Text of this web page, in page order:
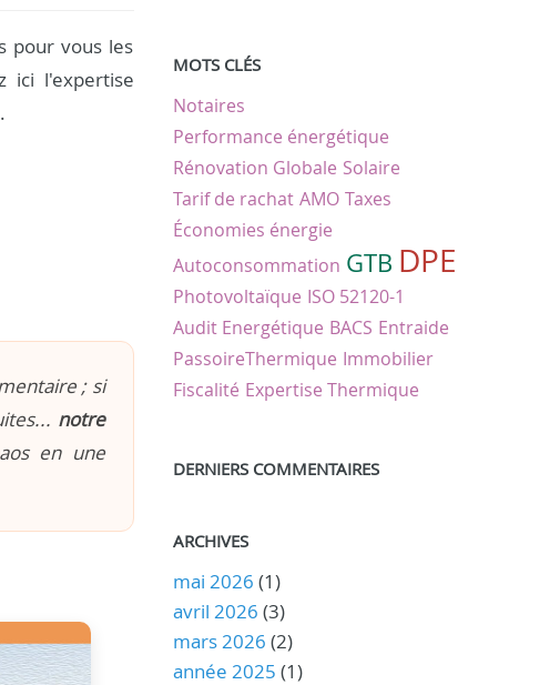
pour vous les
ici l'expertise
; si
notre
en une
MOTS CLÉS
Notaires
Performance énergétique
Rénovation Globale Solaire
Tarif de rachat AMO Taxes
Économies énergie
Autoconsommation GTB DPE
Photovoltaïque ISO 52120-1
Audit Energétique BACS Entraide
PassoireThermique Immobilier
Fiscalité Expertise Thermique
DERNIERS COMMENTAIRES
ARCHIVES
mai 2026 (1)
avril 2026 (3)
mars 2026 (2)
année 2025 (1)